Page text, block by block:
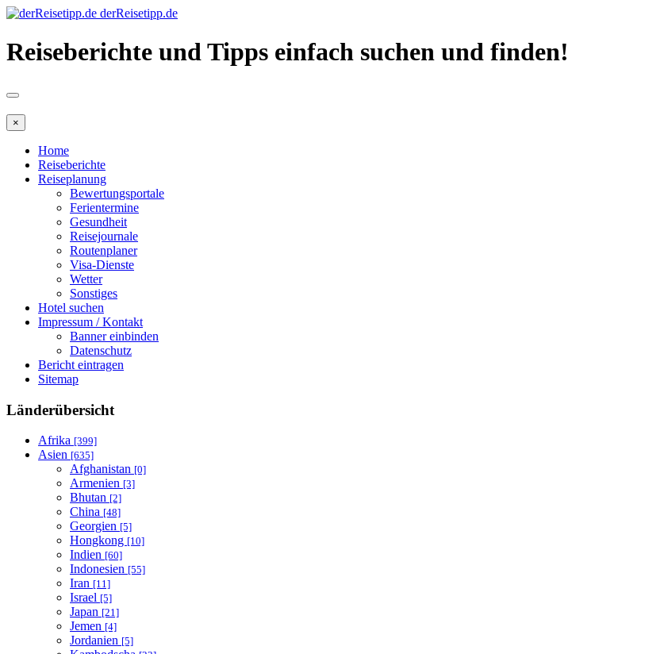
derReisetipp.de
Reiseberichte und Tipps einfach suchen und finden!
×
Home
Reiseberichte
Reiseplanung
Bewertungsportale
Ferientermine
Gesundheit
Reisejournale
Routenplaner
Visa-Dienste
Wetter
Sonstiges
Hotel suchen
Impressum / Kontakt
Banner einbinden
Datenschutz
Bericht eintragen
Sitemap
Länderübersicht
Afrika [399]
Asien [635]
Afghanistan [0]
Armenien [3]
Bhutan [2]
China [48]
Georgien [5]
Hongkong [10]
Indien [60]
Indonesien [55]
Iran [11]
Israel [5]
Japan [21]
Jemen [4]
Jordanien [5]